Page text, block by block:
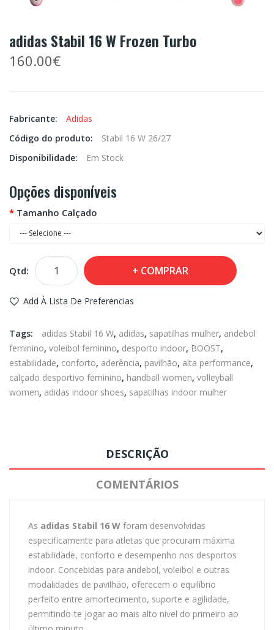
adidas Stabil 16 W Frozen Turbo
160.00€
Fabricante:
Adidas
Código do produto:
Stabil 16 W 26/27
Disponibilidade:
Em Stock
Opções disponíveis
Tamanho Calçado
Qtd: COMPRAR
Add À Lista De Preferencias
Tags: adidas Stabil 16 W, adidas, sapatilhas mulher, andebol
feminino, voleibol feminino, desporto indoor, BOOST,
estabilidade, conforto, aderência, pavilhão, alta performance,
calçado desportivo feminino, handball women, volleyball
women, adidas indoor shoes, sapatilhas indoor mulher
DESCRIÇÃO
COMENTÁRIOS
As adidas Stabil 16 W foram desenvolvidas
especificamente para atletas que procuram máxima
estabilidade, conforto e desempenho nos desportos
indoor. Concebidas para andebol, voleibol e outras
modalidades de pavilhão, oferecem o equilíbrio
perfeito entre amortecimento, suporte e agilidade,
permitindo-te jogar ao mais alto nível do primeiro ao